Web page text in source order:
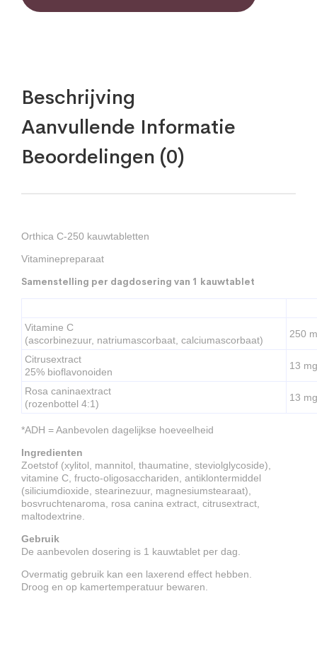
Beschrijving
Aanvullende Informatie
Beoordelingen (0)
Orthica C-250 kauwtabletten
Vitaminepreparaat
Samenstelling per dagdosering van 1 kauwtablet
Vitamine C
(ascorbinezuur, natriumascorbaat, calciumascorbaat)
250
Citrusextract
25% bioflavonoiden
13 mg
Rosa caninaextract
(rozenbottel 4:1)
13 mg
*ADH = Aanbevolen dagelijkse hoeveelheid
Ingredienten
Zoetstof (xylitol, mannitol, thaumatine, steviolglycoside),
vitamine C, fructo-oligosacchariden, antiklontermiddel
(siliciumdioxide, stearinezuur, magnesiumstearaat),
bosvruchtenaroma, rosa canina extract, citrusextract,
maltodextrine.
Gebruik
De aanbevolen dosering is 1 kauwtablet per dag.
Overmatig gebruik kan een laxerend effect hebben.
Droog en op kamertemperatuur bewaren.